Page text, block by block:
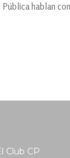
hablan
Club CP